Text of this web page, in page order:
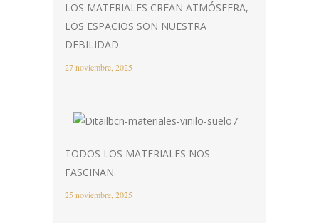
LOS MATERIALES CREAN ATMÓSFERA,
LOS ESPACIOS SON NUESTRA
DEBILIDAD.
27 noviembre, 2025
TODOS LOS MATERIALES NOS
FASCINAN.
25 noviembre, 2025